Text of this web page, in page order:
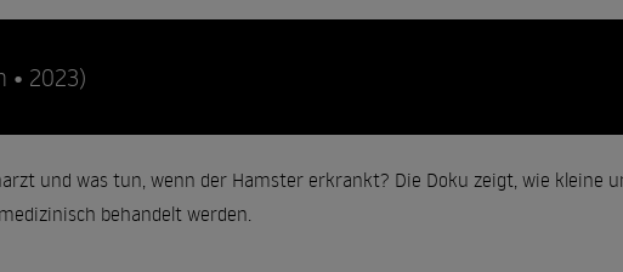
• 2023)
und was tun, wenn der Hamster erkrankt? Die Doku zeigt, wie kleine
behandelt werden.